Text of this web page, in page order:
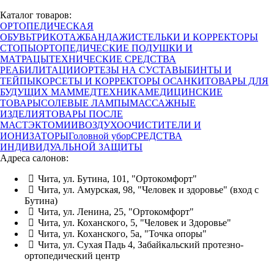
Каталог товаров:
ОРТОПЕДИЧЕСКАЯ
ОБУВЬТРИКОТАЖБАНДАЖИСТЕЛЬКИ И КОРРЕКТОРЫ
СТОПЫОРТОПЕДИЧЕСКИЕ ПОДУШКИ И
МАТРАЦЫТЕХНИЧЕСКИЕ СРЕДСТВА
РЕАБИЛИТАЦИИОРТЕЗЫ НА СУСТАВЫБИНТЫ И
ТЕЙПЫКОРСЕТЫ И КОРРЕКТОРЫ ОСАНКИТОВАРЫ ДЛЯ
БУДУЩИХ МАММЕДТЕХНИКАМЕДИЦИНСКИЕ
ТОВАРЫСОЛЕВЫЕ ЛАМПЫМАССАЖНЫЕ
ИЗДЕЛИЯТОВАРЫ ПОСЛЕ
МАСТЭКТОМИИВОЗДУХООЧИСТИТЕЛИ И
ИОНИЗАТОРЫГоловной уборСРЕДСТВА
ИНДИВИДУАЛЬНОЙ ЗАЩИТЫ
Адреса салонов:
Чита, ул. Бутина, 101, "Ортокомфорт"
Чита, ул. Амурская, 98, "Человек и здоровье" (вход с
Бутина)
Чита, ул. Ленина, 25, "Ортокомфорт"
Чита, ул. Коханского, 5, "Человек и Здоровье"
Чита, ул. Коханского, 5а, "Точка опоры"
Чита, ул. Сухая Падь 4, Забайкальский протезно-
ортопедический центр